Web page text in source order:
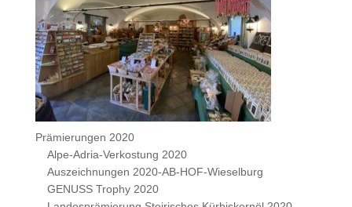
Prämierungen 2020
Alpe-Adria-Verkostung 2020
Auszeichnungen 2020-AB-HOF-Wieselburg
GENUSS Trophy 2020